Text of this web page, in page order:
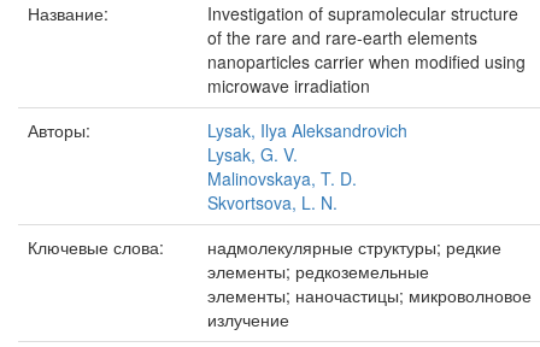
Название:
Investigation of supramolecular structure
of the rare and rare-earth elements
nanoparticles carrier when modified using
microwave irradiation
Авторы:
Lysak, Ilya Aleksandrovich
Lysak, G. V.
Malinovskaya, T. D.
Skvortsova, L. N.
Ключевые слова:
надмолекулярные структуры; редкие
элементы; редкоземельные
элементы; наночастицы; микроволновое
излучение